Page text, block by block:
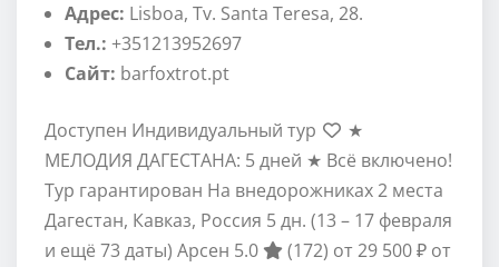
Адрес: Lisboa, Tv. Santa Teresa, 28.
Тел.: +351213952697
Сайт: barfoxtrot.pt
Доступен Индивидуальный тур
★
МЕЛОДИЯ ДАГЕСТАНА: 5 дней ★ Всё включено!
Тур гарантирован На внедорожниках 2 места
Дагестан, Кавказ, Россия 5 дн. (13 – 17 февраля
и ещё 73 даты) Арсен 5.0 (172) от 29 500 ₽ от